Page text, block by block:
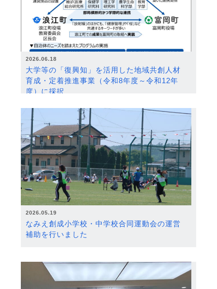
2026.06.18
大学等の「復興知」を活用した地域共創人材
育成・定着推進事業（令和8年度～令和12年
度）に採択
2026.05.19
なみえ創成小学校・中学校合同運動会の運営
補助を行いました